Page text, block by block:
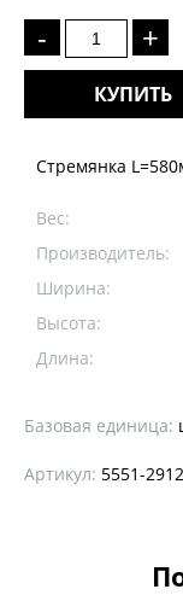
- +
КУПИТЬ
Стремянка
Вес:
Производитель:
Ширина:
Высота:
Длина:
Базовая единица:
Артикул: 5551-